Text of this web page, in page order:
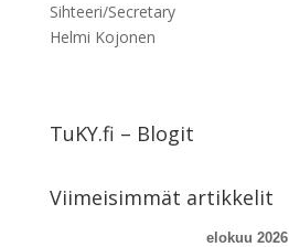
Sihteeri/Secretary
Helmi Kojonen
TuKY.fi – Blogit
Viimeisimmät artikkelit
elokuu 2026